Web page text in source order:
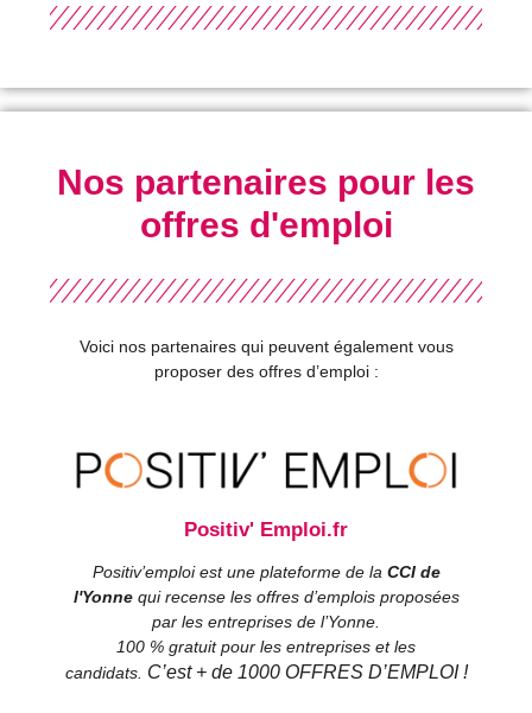
Nos partenaires pour les
offres d'emploi
Voici nos partenaires qui peuvent également vous
proposer des offres d’emploi :
Positiv' Emploi.fr
Positiv’emploi est une plateforme de la CCI de
l'Yonne qui recense les offres d’emplois proposées
par les entreprises de l’Yonne.
100 % gratuit pour les entreprises et les
candidats. C’est + de 1000 OFFRES D’EMPLOI !